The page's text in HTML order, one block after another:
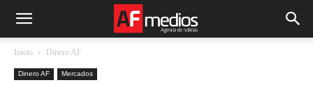
Inicio Dinero AF
Dinero AF Mercados